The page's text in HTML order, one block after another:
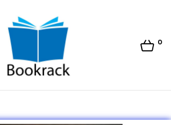
Bookrack.lk
0